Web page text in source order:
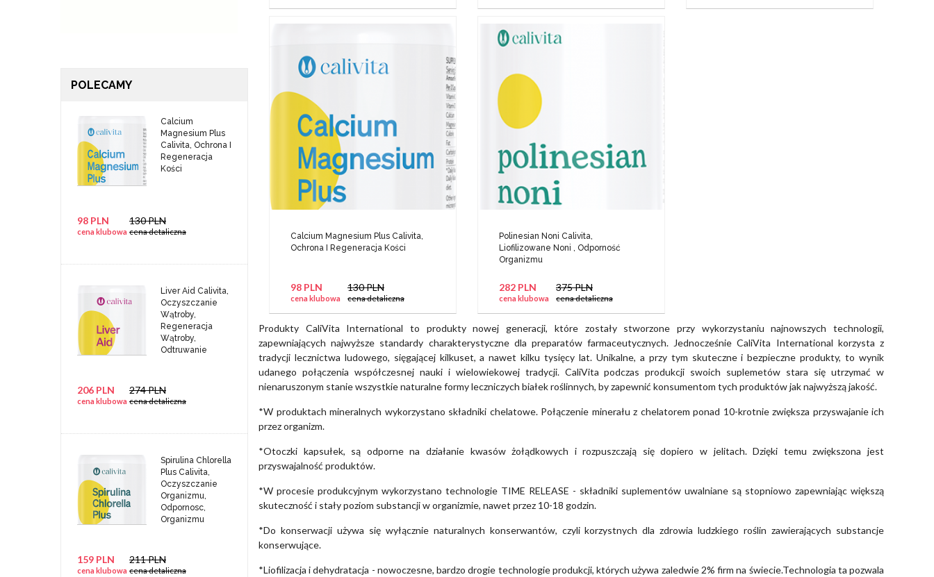
POLECAMY
Calcium
Magnesium Plus
Calivita, Ochrona I
Regeneracja
Kości
98 PLN
cena klubowa
130 PLN
cena detaliczna
Liver Aid Calivita,
Oczyszczanie
Wątroby,
Regeneracja
Wątroby,
Odtruwanie
206 PLN
cena klubowa
274 PLN
cena detaliczna
Spirulina Chlorella
Plus Calivita,
Oczyszczanie
Organizmu,
Odpornosc,
Organizmu
159 PLN
cena klubowa
211 PLN
cena detaliczna
Calcium Magnesium Plus Calivita,
Ochrona I Regeneracja Kości
98 PLN
cena klubowa
130 PLN
cena detaliczna
Polinesian Noni Calivita,
Liofilizowane Noni , Odporność
Organizmu
282 PLN
cena klubowa
375 PLN
cena detaliczna
Produkty CaliVita International to produkty nowej generacji, które zostały stworzone przy wykorzystaniu najnowszych technologii,
zapewniających najwyższe standardy charakterystyczne dla preparatów farmaceutycznych. Jednocześnie CaliVita International korzysta z
tradycji lecznictwa ludowego, sięgającej kilkuset, a nawet kilku tysięcy lat. Unikalne, a przy tym skuteczne i bezpieczne produkty, to wynik
udanego połączenia współczesnej nauki i wielowiekowej tradycji. CaliVita podczas produkcji swoich suplemetów stara się utrzymać w
nienaruszonym stanie wszystkie naturalne formy leczniczych białek roślinnych, by zapewnić konsumentom tych produktów jak najwyższą jakość.
*W produktach mineralnych wykorzystano składniki chelatowe. Połączenie minerału z chelatorem ponad 10-krotnie zwiększa przyswajanie ich
przez organizm.
*Otoczki kapsułek, są odporne na działanie kwasów żołądkowych i rozpuszczają się dopiero w jelitach. Dzięki temu zwiększona jest
przyswajalność produktów.
*W procesie produkcyjnym wykorzystano technologie TIME RELEASE - składniki suplementów uwalniane są stopniowo zapewniając większą
skuteczność i stały poziom substancji w organizmie, nawet przez 10-18 godzin.
*Do konserwacji używa się wyłącznie naturalnych konserwantów, czyli korzystnych dla zdrowia ludzkiego roślin zawierających substancje
konserwujące.
*Liofilizacja i dehydratacja - nowoczesne, bardzo drogie technologie produkcji, których używa zaledwie 2% firm na świecie.Technologia ta pozwala